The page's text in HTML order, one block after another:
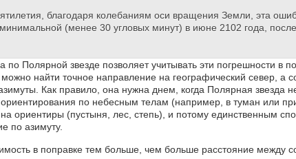
благодаря колебаниям оси вращения Земли, эта
(менее 30 угловых минут) в июне 2102 года, после
по Полярной звезде позволяет учитывать эти погрешности в
найти точное направление на географический север, а
Как правило, она нужна днем, когда Полярная звезда
ориентирования по небесным телам (например, в туман или
ориентиры (пустыня, лес, степь), и потому единственным
по азимуту.
в поправке тем больше, чем больше расстояние между